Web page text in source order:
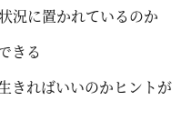
況に置かれているのか
きる
きればいいのかヒントが